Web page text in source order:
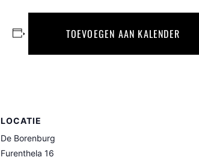
TOEVOEGEN AAN KALENDER
LOCATIE
De Borenburg
Furenthela 16